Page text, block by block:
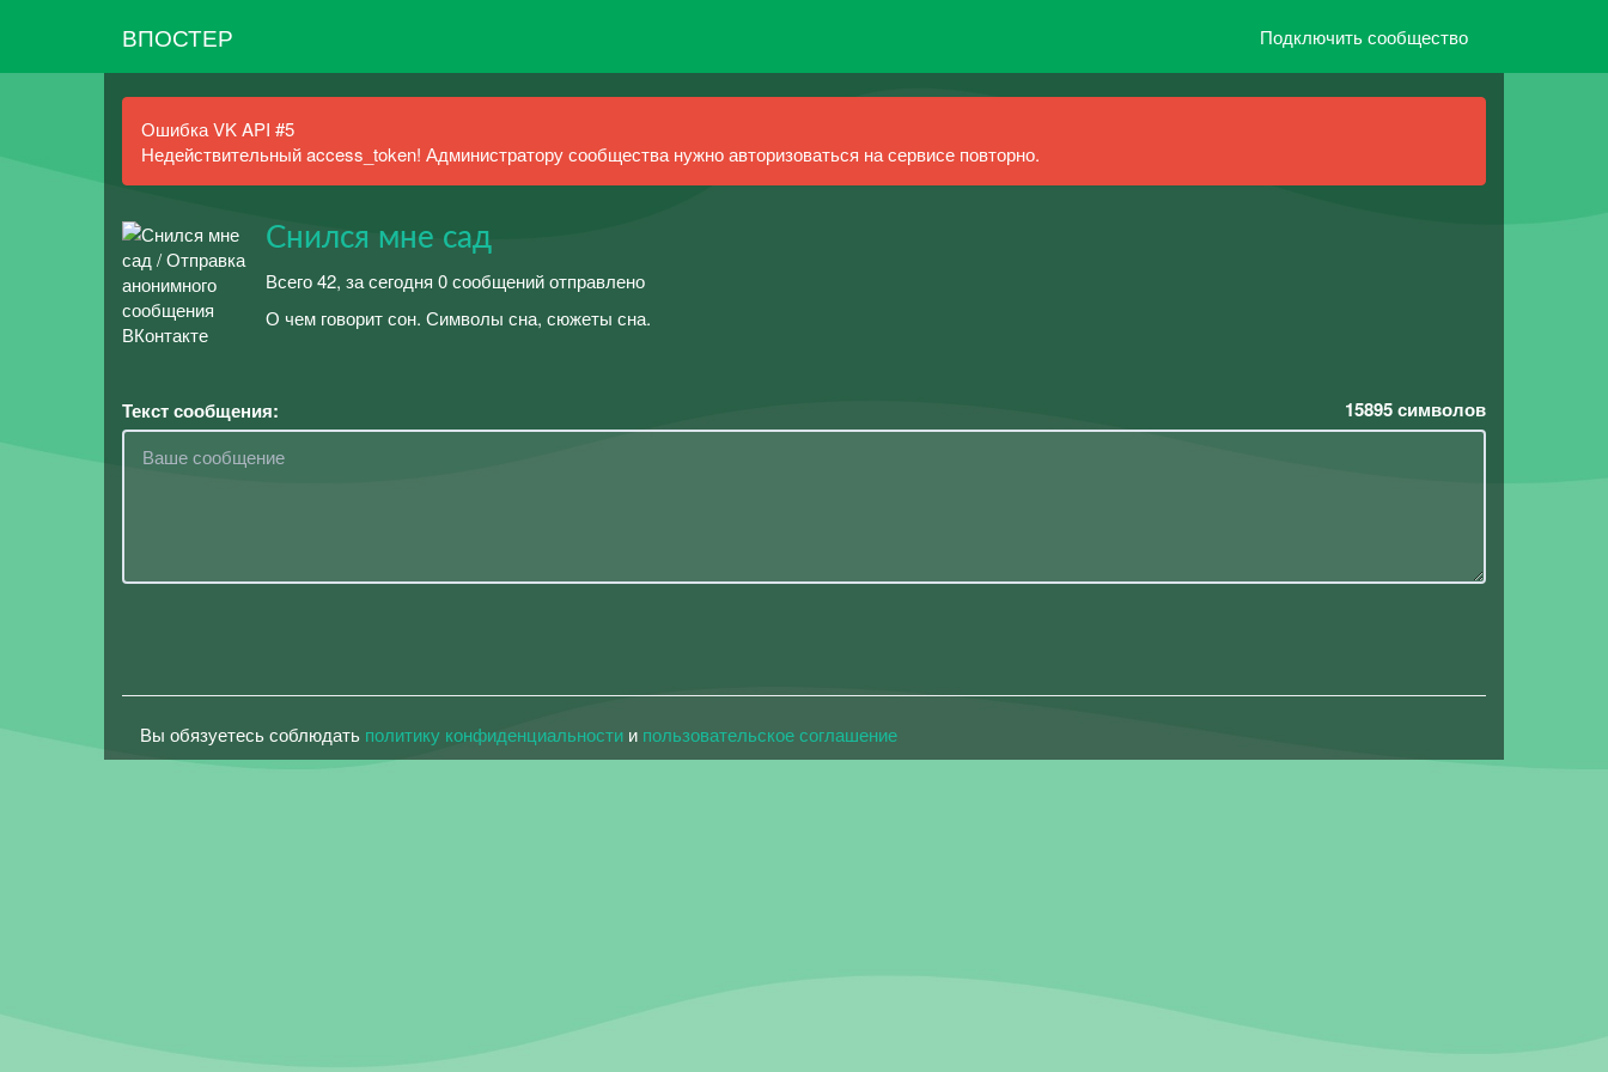
ВПОСТЕР Подключить сообщество
Ошибка VK API #5
Недействительный access_token! Администратору сообщества нужно авторизоваться на сервисе повторно.
Снился мне сад
Всего 42, за сегодня 0 сообщений отправлено
О чем говорит сон. Символы сна, сюжеты сна.
Текст сообщения: 15895символов
Вы обязуетесь соблюдать политику конфиденциальности и пользовательское соглашение